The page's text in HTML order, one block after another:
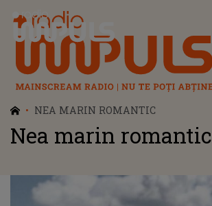
Radio Impuls
NEA MARIN ROMANTIC
Nea marin romantic